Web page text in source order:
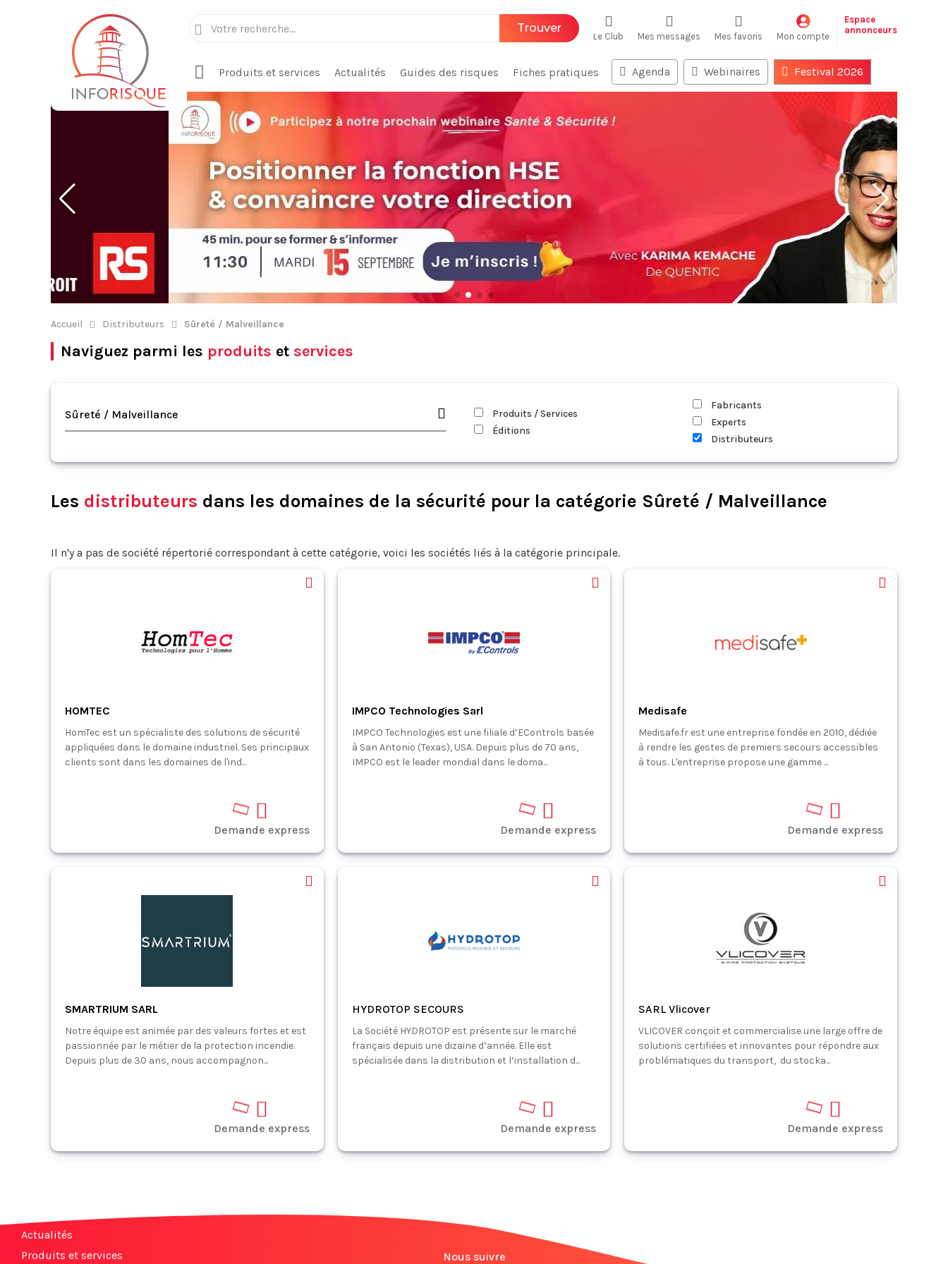
Trouver
Le Club Mes messages Mes favoris Mon compte
Espace
annonceurs
Produits et services Actualités Guides des risques Fiches pratiques Agenda Webinaires Festival 2026
Accueil Distributeurs Sûreté / Malveillance
Naviguez parmi les produits et services
Sûreté / Malveillance
Produits / Services
Éditions
Fabricants
Experts
Distributeurs
Les distributeurs dans les domaines de la sécurité pour la catégorie Sûreté / Malveillance
Il n'y a pas de société répertorié correspondant à cette catégorie, voici les sociétés liés à la catégorie principale.
HOMTEC
HomTec est un spécialiste des solutions de sécurité
appliquées dans le domaine industriel. Ses principaux
clients sont dans les domaines de l'ind...
Demande express
IMPCO Technologies Sarl
IMPCO Technologies est une filiale d’EControls basée
à San Antonio (Texas), USA. Depuis plus de 70 ans,
IMPCO est le leader mondial dans le doma...
Demande express
Medisafe
Medisafe.fr est une entreprise fondée en 2010, dédiée
à rendre les gestes de premiers secours accessibles
à tous. L'entreprise propose une gamme ...
Demande express
SMARTRIUM SARL
Notre équipe est animée par des valeurs fortes et est
passionnée par le métier de la protection incendie.
Depuis plus de 30 ans, nous accompagnon...
Demande express
HYDROTOP SECOURS
La Société HYDROTOP est présente sur le marché
français depuis une dizaine d’année. Elle est
spécialisée dans la distribution et l’installation d...
Demande express
SARL Vlicover
VLICOVER conçoit et commercialise une large offre de
solutions certifiées et innovantes pour répondre aux
problématiques du transport, du stocka...
Demande express
Actualités
Produits et services
Nous suivre